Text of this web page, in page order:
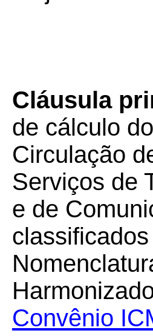
Cláusula
de cálculo
Circulação
Serviços de
e de
Convênio